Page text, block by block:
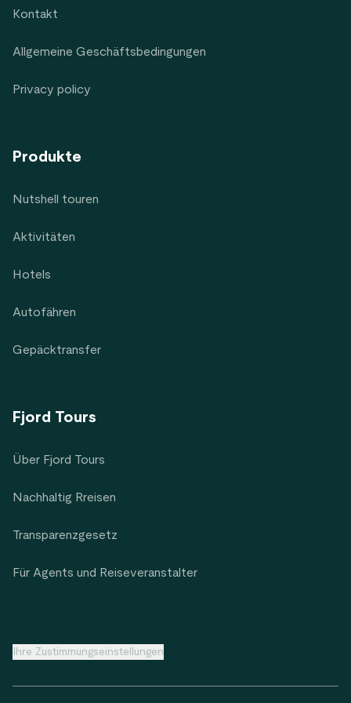
Kontakt
Allgemeine Geschäftsbedingungen
Privacy policy
Produkte
Nutshell touren
Aktivitäten
Hotels
Autofähren
Gepäcktransfer
Fjord Tours
Über Fjord Tours
Nachhaltig Rreisen
Transparenzgesetz
Für Agents und Reiseveranstalter
Ihre Zustimmungseinstellungen